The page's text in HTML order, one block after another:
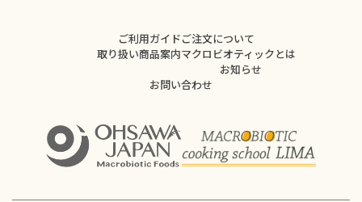
ご利用ガイドご注文について
取り扱い商品案内マクロビオティックとは
お知らせ
お問い合わせ